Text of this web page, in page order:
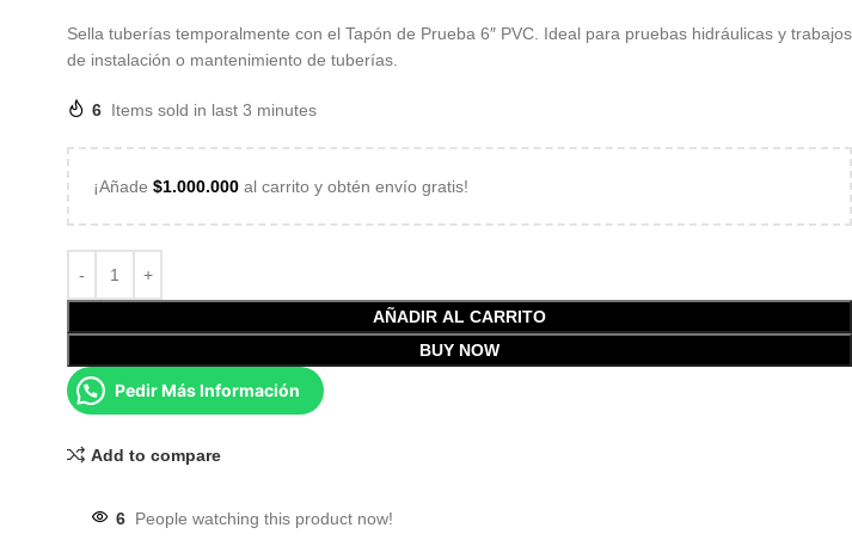
Sella tuberías temporalmente con el Tapón de Prueba 6″ PVC. Ideal para pruebas hidráulicas y trabajos
de instalación o mantenimiento de tuberías.
6 Items sold in last 3 minutes
¡Añade $1.000.000 al carrito y obtén envío gratis!
AÑADIR AL CARRITO
BUY NOW
Pedir Más Información
Add to compare
6 People watching this product now!